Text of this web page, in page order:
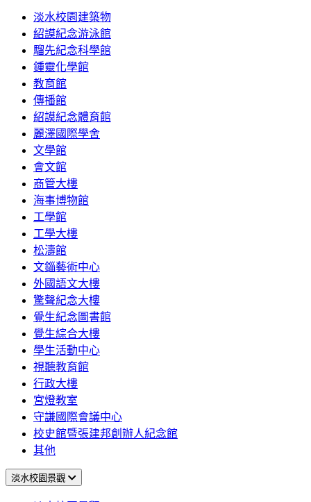
淡水校園建築物
紹謨紀念游泳館
騮先紀念科學館
鍾靈化學館
教育館
傳播館
紹謨紀念體育館
麗澤國際學舍
文學館
會文館
商管大樓
海事博物館
工學館
工學大樓
松濤館
文錙藝術中心
外國語文大樓
驚聲紀念大樓
覺生紀念圖書館
覺生綜合大樓
學生活動中心
視聽教育館
行政大樓
宮燈教室
守謙國際會議中心
校史館暨張建邦創辦人紀念館
其他
淡水校園景觀